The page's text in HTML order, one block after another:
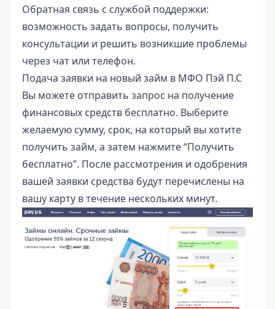
Обратная связь с службой поддержки:
возможность задать вопросы, получить
консультации и решить возникшие проблемы
через чат или телефон.
Подача заявки на новый займ в МФО Пэй П.С
Вы можете отправить запрос на получение
финансовых средств бесплатно. Выберите
желаемую сумму, срок, на который вы хотите
получить займ, а затем нажмите “Получить
бесплатно”. После рассмотрения и одобрения
вашей заявки средства будут перечислены на
вашу карту в течение нескольких минут.